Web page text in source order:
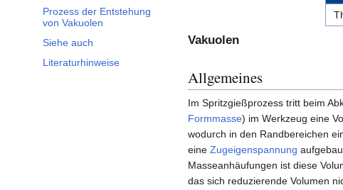
Prozess der Entstehung
von Vakuolen
Siehe auch
Literaturhinweise
Vakuolen
Allgemeines
Im Spritzgießprozess tritt beim
Formmasse) im Werkzeug eine
wodurch in den Randbereichen
eine Zugeigenspannung
Masseanhäufungen ist diese
das sich reduzierende Volumen